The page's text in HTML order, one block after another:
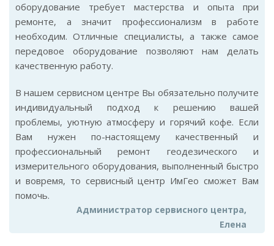
оборудование требует мастерства и опыта при
ремонте, а значит профессионализм в работе
необходим. Отличные специалисты, а также самое
передовое оборудование позволяют нам делать
качественную работу.
В нашем сервисном центре Вы обязательно получите
индивидуальный подход к решению вашей
проблемы, уютную атмосферу и горячий кофе. Если
Вам нужен по-настоящему качественный и
профессиональный ремонт геодезического и
измерительного оборудования, выполненный быстро
и вовремя, то сервисный центр ИмГео сможет Вам
помочь.
Администратор сервисного центра,
Елена